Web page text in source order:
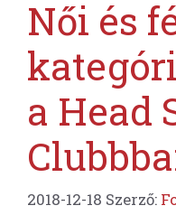
Női és
a Head
2018-12-18 Szerző: